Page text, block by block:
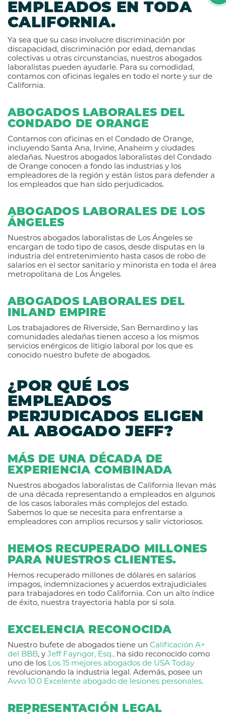
EMPLEADOS EN TODA
CALIFORNIA.
Ya sea que su caso involucre discriminación por
discapacidad, discriminación por edad, demandas
colectivas u otras circunstancias, nuestros abogados
laboralistas pueden ayudarle. Para su comodidad,
contamos con oficinas legales en todo el norte y sur de
California.
ABOGADOS LABORALES DEL
CONDADO DE ORANGE
Contamos con oficinas en el Condado de Orange,
incluyendo Santa Ana, Irvine, Anaheim y ciudades
aledañas. Nuestros abogados laboralistas del Condado
de Orange conocen a fondo las industrias y los
empleadores de la región y están listos para defender a
los empleados que han sido perjudicados.
ABOGADOS LABORALES DE LOS
ÁNGELES
Nuestros abogados laboralistas de Los Ángeles se
encargan de todo tipo de casos, desde disputas en la
industria del entretenimiento hasta casos de robo de
salarios en el sector sanitario y minorista en toda el área
metropolitana de Los Ángeles.
ABOGADOS LABORALES DEL
INLAND EMPIRE
Los trabajadores de Riverside, San Bernardino y las
comunidades aledañas tienen acceso a los mismos
servicios enérgicos de litigio laboral por los que es
conocido nuestro bufete de abogados.
¿POR QUÉ LOS
EMPLEADOS
PERJUDICADOS ELIGEN
AL ABOGADO JEFF?
MÁS DE UNA DÉCADA DE
EXPERIENCIA COMBINADA
Nuestros abogados laboralistas de California llevan más
de una década representando a empleados en algunos
de los casos laborales más complejos del estado.
Sabemos lo que se necesita para enfrentarse a
empleadores con amplios recursos y salir victoriosos.
HEMOS RECUPERADO MILLONES
PARA NUESTROS CLIENTES.
Hemos recuperado millones de dólares en salarios
impagos, indemnizaciones y acuerdos extrajudiciales
para trabajadores en todo California. Con un alto índice
de éxito, nuestra trayectoria habla por sí sola.
EXCELENCIA RECONOCIDA
Nuestro bufete de abogados tiene un Calificación A+
del BBB, y Jeff Fayngor, Esq., ha sido reconocido como
uno de los Los 15 mejores abogados de USA Today
revolucionando la industria legal. Además, posee un
Avvo 10.0 Excelente abogado de lesiones personales.
REPRESENTACIÓN LEGAL